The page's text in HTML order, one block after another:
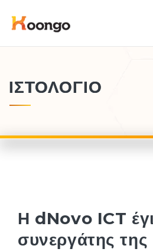
ΙΣΤΟΛΌΓΙΟ
Η dNovo ICT
συνεργάτης